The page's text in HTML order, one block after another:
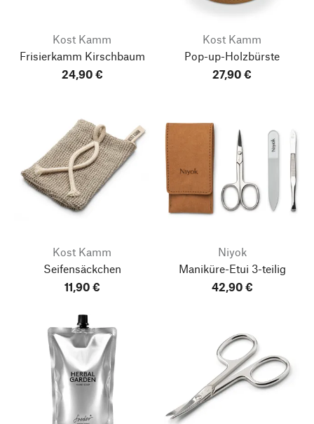
Kost Kamm
Frisierkamm Kirschbaum
24,90 €
Kost Kamm
Pop-up-Holzbürste
27,90 €
Kost Kamm
Seifensäckchen
11,90 €
Niyok
Maniküre-Etui 3-teilig
42,90 €